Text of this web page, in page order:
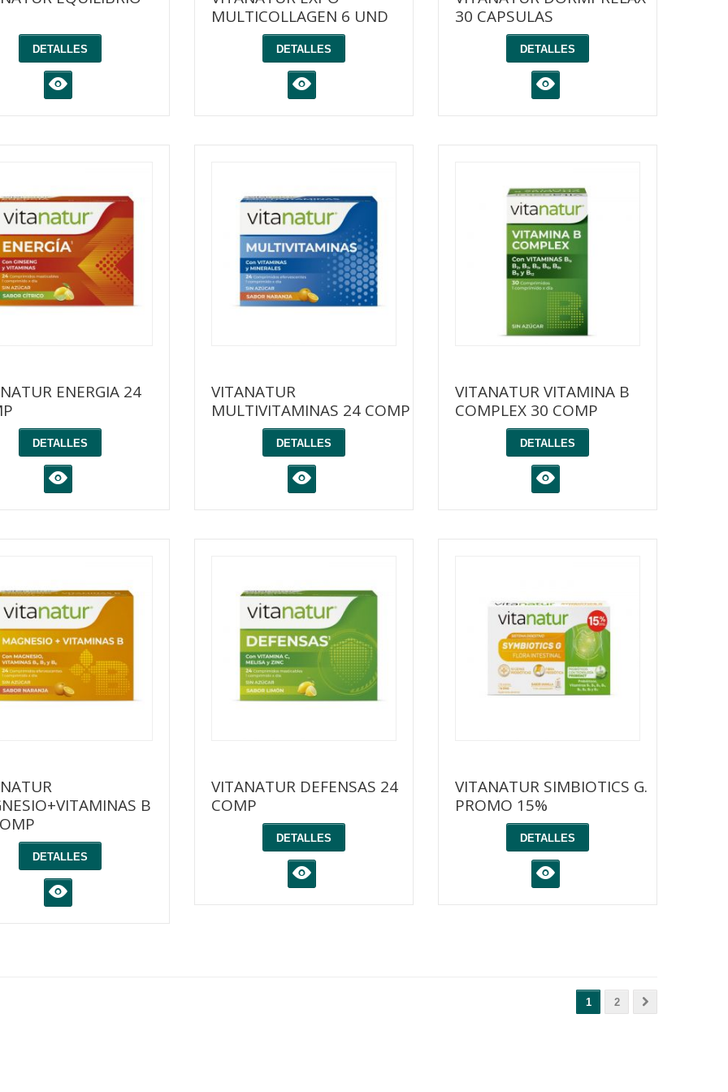
DETALLES
K
MULTICOLLAGEN 6 UND
DETALLES
K
30 CAPSULAS
DETALLES
K
ENERGIA 24
DETALLES
K
VITANATUR
MULTIVITAMINAS 24 COMP
DETALLES
K
VITANATUR VITAMINA B
COMPLEX 30 COMP
DETALLES
K
B
DETALLES
K
VITANATUR DEFENSAS 24
COMP
DETALLES
K
VITANATUR SIMBIOTICS G.
PROMO 15%
DETALLES
K
1 2